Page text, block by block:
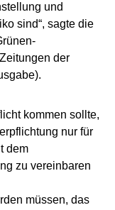
und
sind“, sagte die
der
kommen sollte,
nur für
dem
zu vereinbaren
müssen, das